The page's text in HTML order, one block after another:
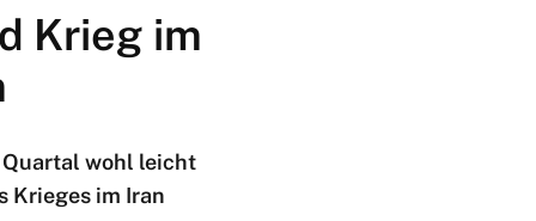
Krieg im
wohl leicht
Krieges im Iran